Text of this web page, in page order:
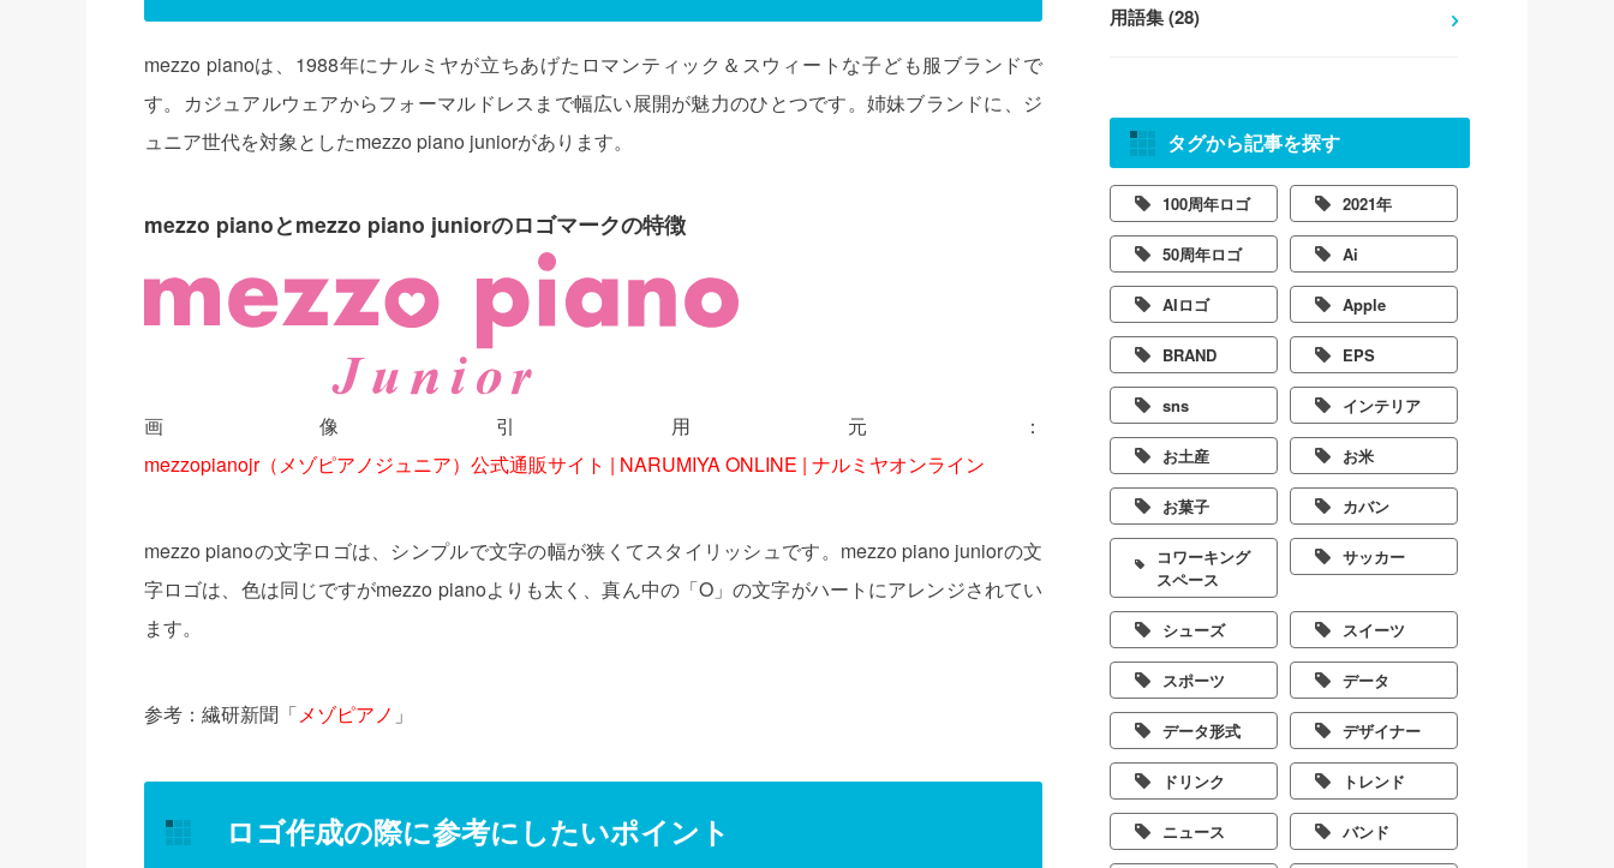
mezzo pianoは、1988年にナルミヤが立ちあげたロマンティック＆スウィートな子ども服ブランドで
す。カジュアルウェアからフォーマルドレスまで幅広い展開が魅力のひとつです。姉妹ブランドに、ジ
ュニア世代を対象としたmezzo piano juniorがあります。
mezzo pianoとmezzo piano juniorのロゴマークの特徴
画像引用元：
mezzopianojr（メゾピアノジュニア）公式通販サイト | NARUMIYA ONLINE | ナルミヤオンライン
mezzo pianoの文字ロゴは、シンプルで文字の幅が狭くてスタイリッシュです。mezzo piano juniorの文
字ロゴは、色は同じですがmezzo pianoよりも太く、真ん中の「O」の文字がハートにアレンジされてい
ます。
参考：繊研新聞「メゾピアノ 」
ロゴ作成の際に参考にしたいポイント
用語集 (28)
タグから記事を探す
100周年ロゴ 2021年
50周年ロゴ Ai
AIロゴ Apple
BRAND EPS
sns インテリア
お土産 お米
お菓子 カバン
コワーキング
スペース
サッカー
シューズ スイーツ
スポーツ データ
データ形式 デザイナー
ドリンク トレンド
ニュース バンド